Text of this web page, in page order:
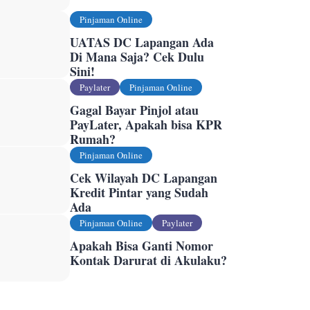
Pinjaman Online
UATAS DC Lapangan Ada
Di Mana Saja? Cek Dulu
Sini!
Paylater Pinjaman Online
Gagal Bayar Pinjol atau
PayLater, Apakah bisa KPR
Rumah?
Pinjaman Online
Cek Wilayah DC Lapangan
Kredit Pintar yang Sudah
Ada
Pinjaman Online Paylater
Apakah Bisa Ganti Nomor
Kontak Darurat di Akulaku?